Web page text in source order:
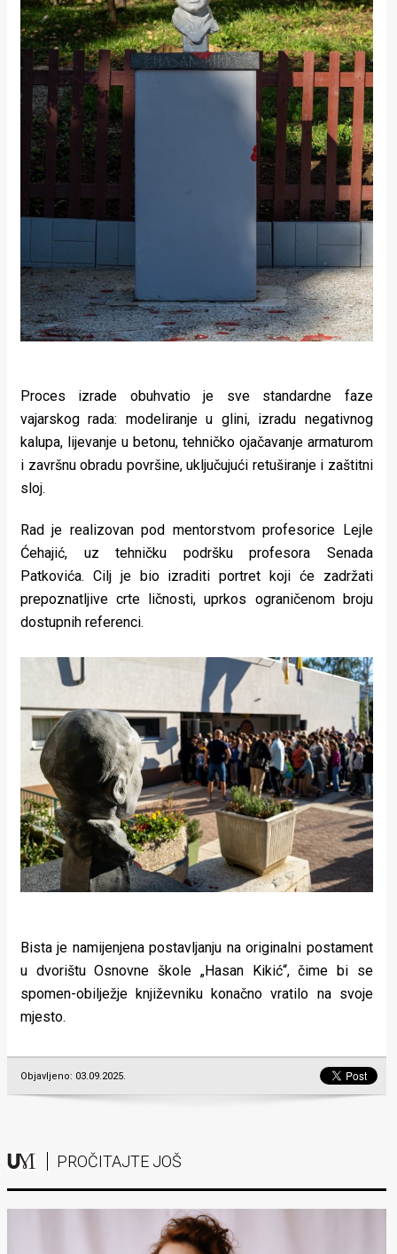
Magazin
Proces izrade obuhvatio je sve standardne faze
vajarskog rada: modeliranje u glini, izradu negativnog
kalupa, lijevanje u betonu, tehničko ojačavanje armaturom
i završnu obradu površine, uključujući retuširanje i zaštitni
sloj.
Rad je realizovan pod mentorstvom profesorice Lejle
Ćehajić, uz tehničku podršku profesora Senada
Patkovića. Cilj je bio izraditi portret koji će zadržati
prepoznatljive crte ličnosti, uprkos ograničenom broju
dostupnih referenci.
Bista je namijenjena postavljanju na originalni postament
u dvorištu Osnovne škole „Hasan Kikić“, čime bi se
spomen-obilježje književniku konačno vratilo na svoje
mjesto.
Objavljeno: 03.09.2025.
PROČITAJTE JOŠ